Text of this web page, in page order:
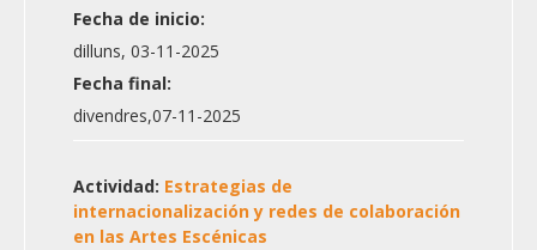
Fecha de inicio:
dilluns, 03-11-2025
Fecha final:
divendres,07-11-2025
Actividad: Estrategias de
internacionalización y redes de colaboración
en las Artes Escénicas